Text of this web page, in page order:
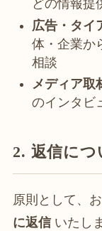
どの情報提
広告・タイ
体・企業か
相談
メディア取
のインタビ
2. 返信につ
原則として、
に返信いたし